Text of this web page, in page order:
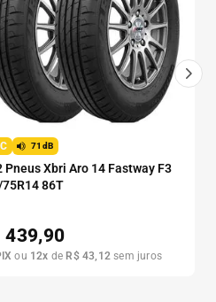
C 71dB
Pneus Xbri Aro 14 Fastway F3
86T
439,90
ou 12x de R$ 43, 12 sem juros